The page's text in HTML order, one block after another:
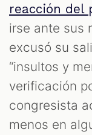
reacción del
irse ante sus
excusó su
“insultos y
verificación
congresista
menos en